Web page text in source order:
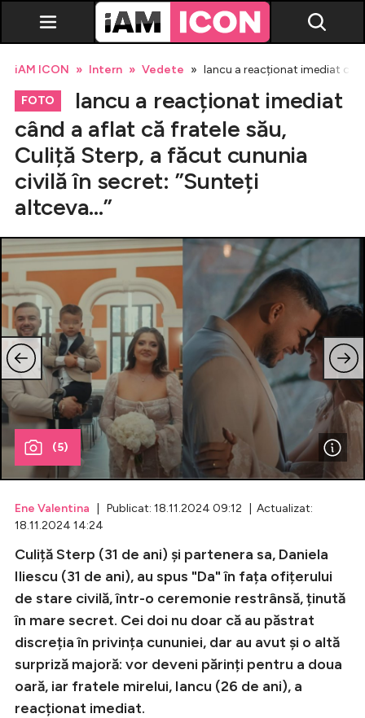
Vedete
Breaking news
Emisiuni TV
Horoscop
Lifestyle
Celebrități
Breaking News
Intră în cont
Creează cont
iAM ICON Intern Vedete Iancu a reacționat imediat
FOTO
Iancu a reacționat imediat
când a aflat că fratele său,
Culiță Sterp, a făcut cununia
civilă în secret: ”Sunteți
altceva...”
(5)
Ene Valentina | Publicat: 18.11.2024 09:12 | Actualizat:
18.11.2024 14:24
Culiță Sterp (31 de ani) și partenera sa, Daniela
Iliescu (31 de ani), au spus "Da" în fața ofițerului
de stare civilă, într-o ceremonie restrânsă, ținută
în mare secret. Cei doi nu doar că au păstrat
discreția în privința cununiei, dar au avut și o altă
surpriză majoră: vor deveni părinți pentru a doua
oară, iar fratele mirelui, Iancu (26 de ani), a
reacționat imediat.